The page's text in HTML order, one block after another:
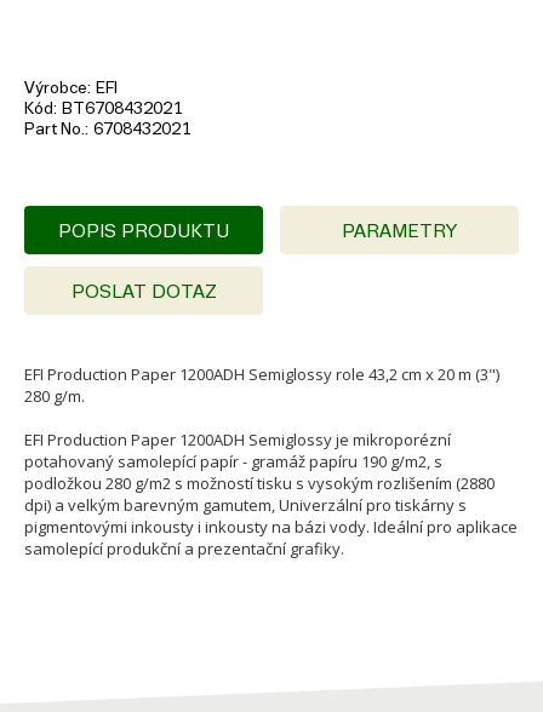
Výrobce
EFI
Kód
BT6708432021
Part No. 6708432021
POPIS PRODUKTU PARAMETRY
POSLAT DOTAZ
EFI Production Paper 1200ADH Semiglossy role 43,2 cm x 20 m (3")
280 g/m.
EFI Production Paper 1200ADH Semiglossy je mikroporézní
potahovaný samolepící papír - gramáž papíru 190 g/m2, s
podložkou 280 g/m2 s možností tisku s vysokým rozlišením (2880
dpi) a velkým barevným gamutem, Univerzální pro tiskárny s
pigmentovými inkousty i inkousty na bázi vody. Ideální pro aplikace
samolepící produkční a prezentační grafiky.